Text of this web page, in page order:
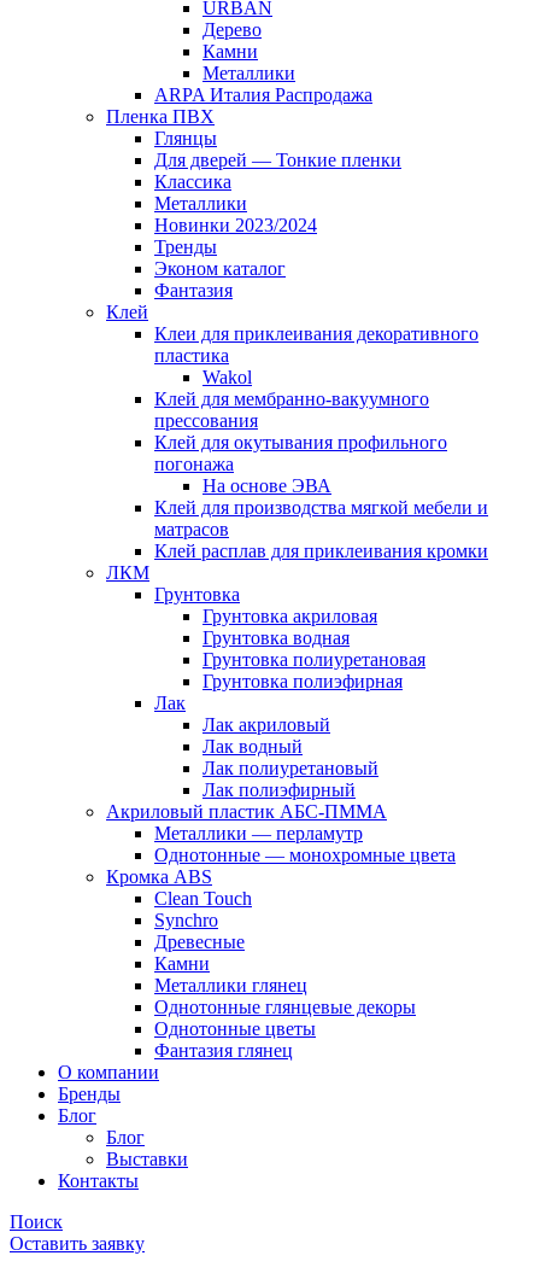
URBAN
Дерево
Камни
Металлики
ARPA Италия Распродажа
Пленка ПВХ
Глянцы
Для дверей — Тонкие пленки
Классика
Металлики
Новинки 2023/2024
Тренды
Эконом каталог
Фантазия
Клей
Клеи для приклеивания декоративного
пластика
Wakol
Клей для мембранно-вакуумного
прессования
Клей для окутывания профильного
погонажа
На основе ЭВА
Клей для производства мягкой мебели и
матрасов
Клей расплав для приклеивания кромки
ЛКМ
Грунтовка
Грунтовка акриловая
Грунтовка водная
Грунтовка полиуретановая
Грунтовка полиэфирная
Лак
Лак акриловый
Лак водный
Лак полиуретановый
Лак полиэфирный
Акриловый пластик АБС-ПММА
Металлики — перламутр
Однотонные — монохромные цвета
Кромка ABS
Clean Touch
Synchro
Древесные
Камни
Металлики глянец
Однотонные глянцевые декоры
Однотонные цветы
Фантазия глянец
О компании
Бренды
Блог
Блог
Выставки
Контакты
Поиск
Оставить заявку